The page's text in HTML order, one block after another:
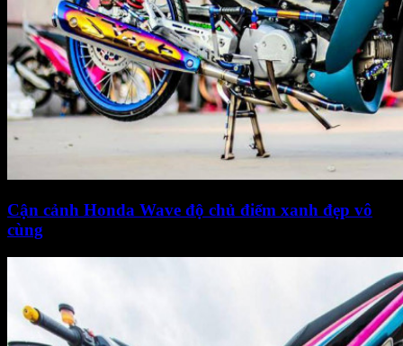
Cận cảnh Honda Wave độ chủ điểm xanh đẹp vô
cùng